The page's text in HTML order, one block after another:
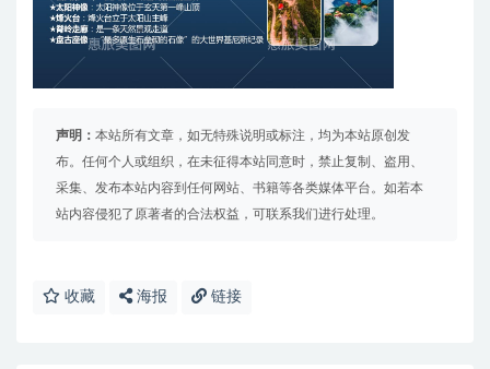
声明： 本站所有文章，如无特殊说明或标注，均为本站原创发
布。任何个人或组织，在未征得本站同意时，禁止复制、盗用、
采集、发布本站内容到任何网站、书籍等各类媒体平台。如若本
站内容侵犯了原著者的合法权益，可联系我们进行处理。
收藏 海报 链接